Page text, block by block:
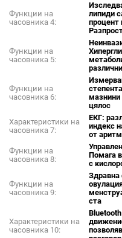
Функции на
часовника 4:
липиди
процент
Функции на
часовника 5:
Функции на
часовника 6:
мазнини
цялос
Характеристики на
часовника 7:
ЕКГ:
индекс
от
Функции на
часовника 8:
Помага
с
Функции на
часовника 9:
Здравна
ста
Характеристики на
часовника 10: